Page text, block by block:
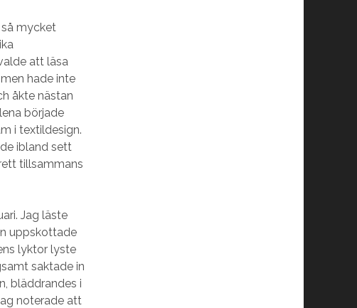
mycket
att läsa
hade inte
åkte nästan
började
i textildesign.
ibland sett
tillsammans
Jag läste
uppskottade
lyktor lyste
saktade in
bläddrandes i
noterade att